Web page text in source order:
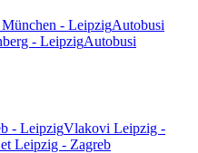
- LeipzigAutobusi
- LeipzigAutobusi
- LeipzigVlakovi Leipzig -
Leipzig - Zagreb